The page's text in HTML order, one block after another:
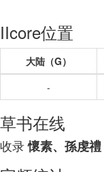
IIcore位置
大陆（G）
-
草书在线
收录懷素、孫虔禮